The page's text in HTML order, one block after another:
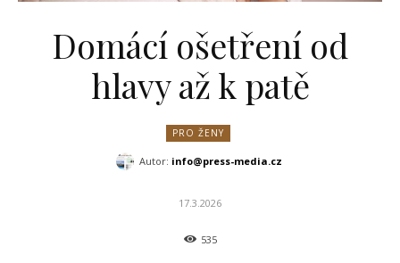
Domácí ošetření od
hlavy až k patě
PRO ŽENY
Autor: info@press-media.cz
17.3.2026
535